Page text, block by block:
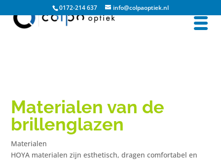
0172-214 637 info@colpaoptiek.nl
Materialen van de
brillenglazen
Materialen
HOYA materialen zijn esthetisch, dragen comfortabel en